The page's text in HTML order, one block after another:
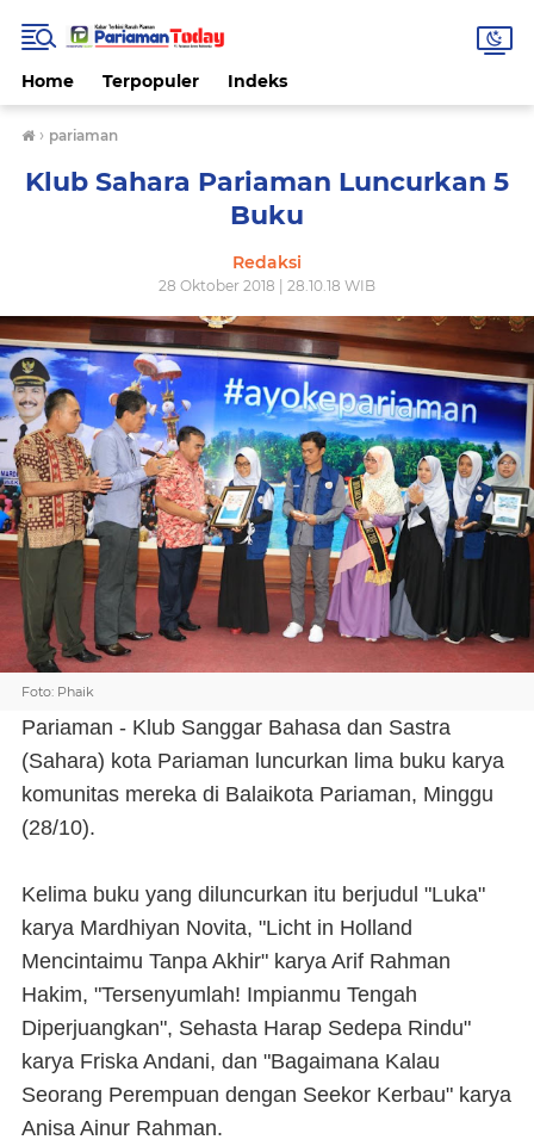
Home Terpopuler Indeks
› pariaman
Klub Sahara Pariaman Luncurkan 5
Buku
Redaksi
28 Oktober 2018 | 28.10.18 WIB
Foto: Phaik
Pariaman - Klub Sanggar Bahasa dan Sastra
(Sahara) kota Pariaman luncurkan lima buku karya
komunitas mereka di Balaikota Pariaman, Minggu
(28/10).
Kelima buku yang diluncurkan itu berjudul "Luka"
karya Mardhiyan Novita, "Licht in Holland
Mencintaimu Tanpa Akhir" karya Arif Rahman
Hakim, "Tersenyumlah! Impianmu Tengah
Diperjuangkan", Sehasta Harap Sedepa Rindu"
karya Friska Andani, dan "Bagaimana Kalau
Seorang Perempuan dengan Seekor Kerbau" karya
Anisa Ainur Rahman.